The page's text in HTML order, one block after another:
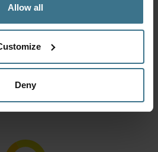
Allow all
Deny
Alles voor het meal preppen
€35.85Oorspronkelijke
€35.85.
€32.27Huidige
€32.27.